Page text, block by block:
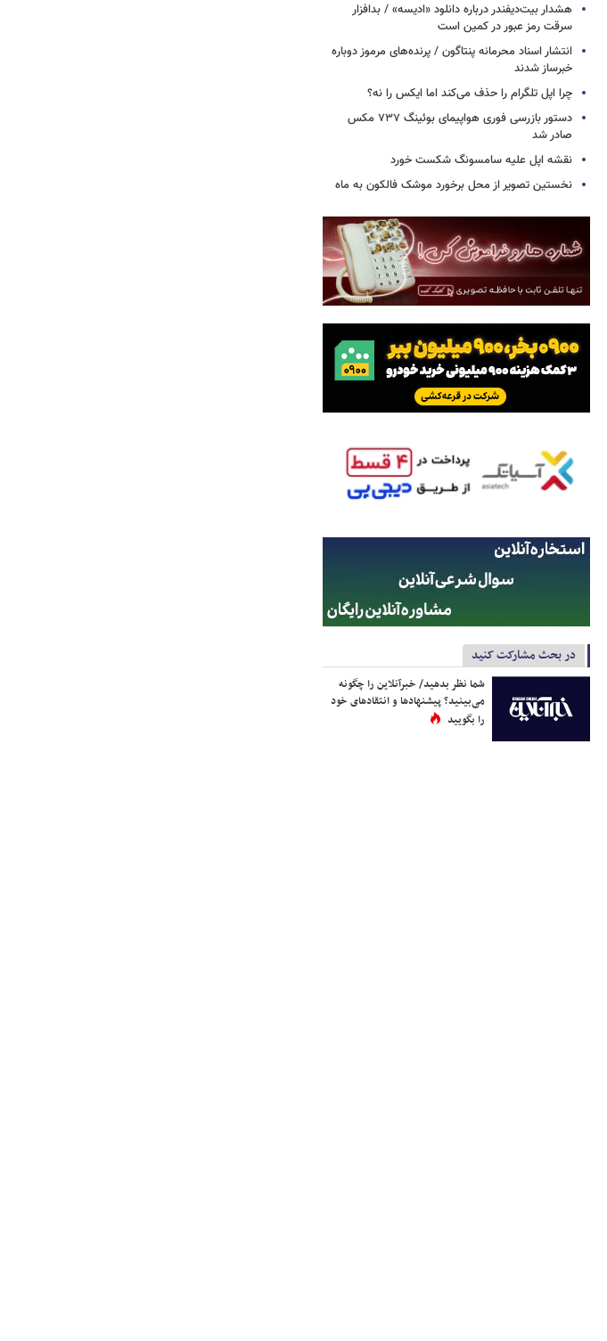
هشدار بیت‌دیفندر درباره دانلود «ادیسه» / بدافزار
سرقت رمز عبور در کمین است
انتشار اسناد محرمانه پنتاگون / پرنده‌های مرموز دوباره
خبرساز شدند
چرا اپل تلگرام را حذف می‌کند اما ایکس را نه؟
دستور بازرسی فوری هواپیمای بوئینگ ۷۳۷ مکس
صادر شد
نقشه اپل علیه سامسونگ شکست خورد
نخستین تصویر از محل برخورد موشک فالکون به ماه
در بحث مشارکت کنید
شما نظر بدهید/ خبرآنلاین را چگونه
می‌بینید؟ پیشنهادها و انتقادهای خود
را بگویید